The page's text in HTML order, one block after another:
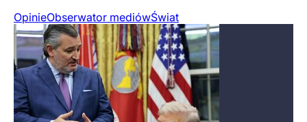
OpinieObserwator mediówŚwiat